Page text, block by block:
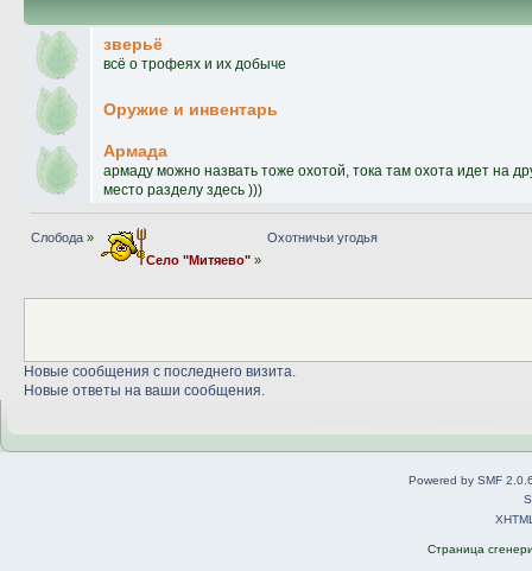
зверьё
всё о трофеях и их добыче
Оружие и инвентарь
Армада
армаду можно назвать тоже охотой, тока там охота идет на
место разделу здесь )))
Слобода »
Село "Митяево"»
Охотничьи угодья
Новые сообщения с последнего визита.
Новые ответы на ваши сообщения.
Powered by SMF
Страница